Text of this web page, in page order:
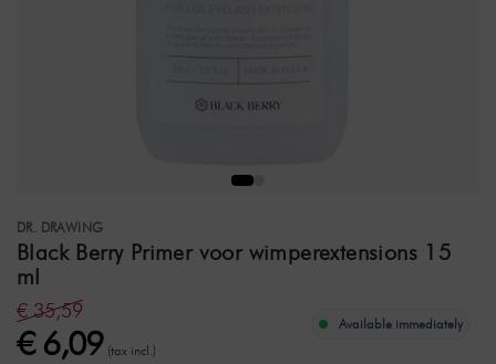
DR. DRAWING
Black Berry Primer voor wimperextensions 15
ml
€ 35,59
€ 6,09 (tax incl.)
Available immediately